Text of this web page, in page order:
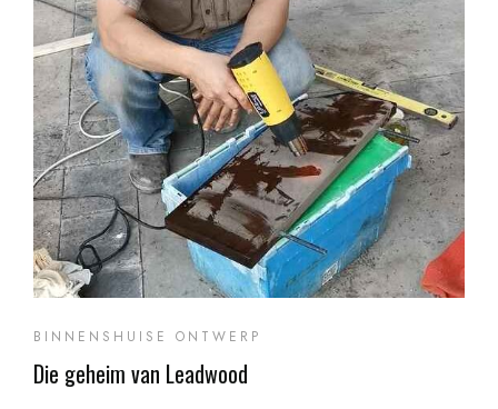
BINNENSHUISE ONTWERP
Die geheim van Leadwood